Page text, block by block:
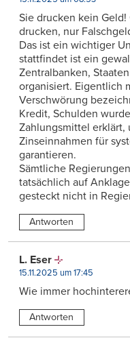
Sie drucken kein
drucken, nur
Das ist ein wichtiger
stattfindet ist ein
Zentralbanken,
organisiert. Eigentlich
Verschwörung
Kredit, Schulden
Zahlungsmittel erklärt,
Zinseinnahmen für
garantieren.
Sämtliche
tatsächlich auf
gesteckt nicht in
Antworten
L. Eser
15.11.2025 um 17:45
Wie immer
Antworten